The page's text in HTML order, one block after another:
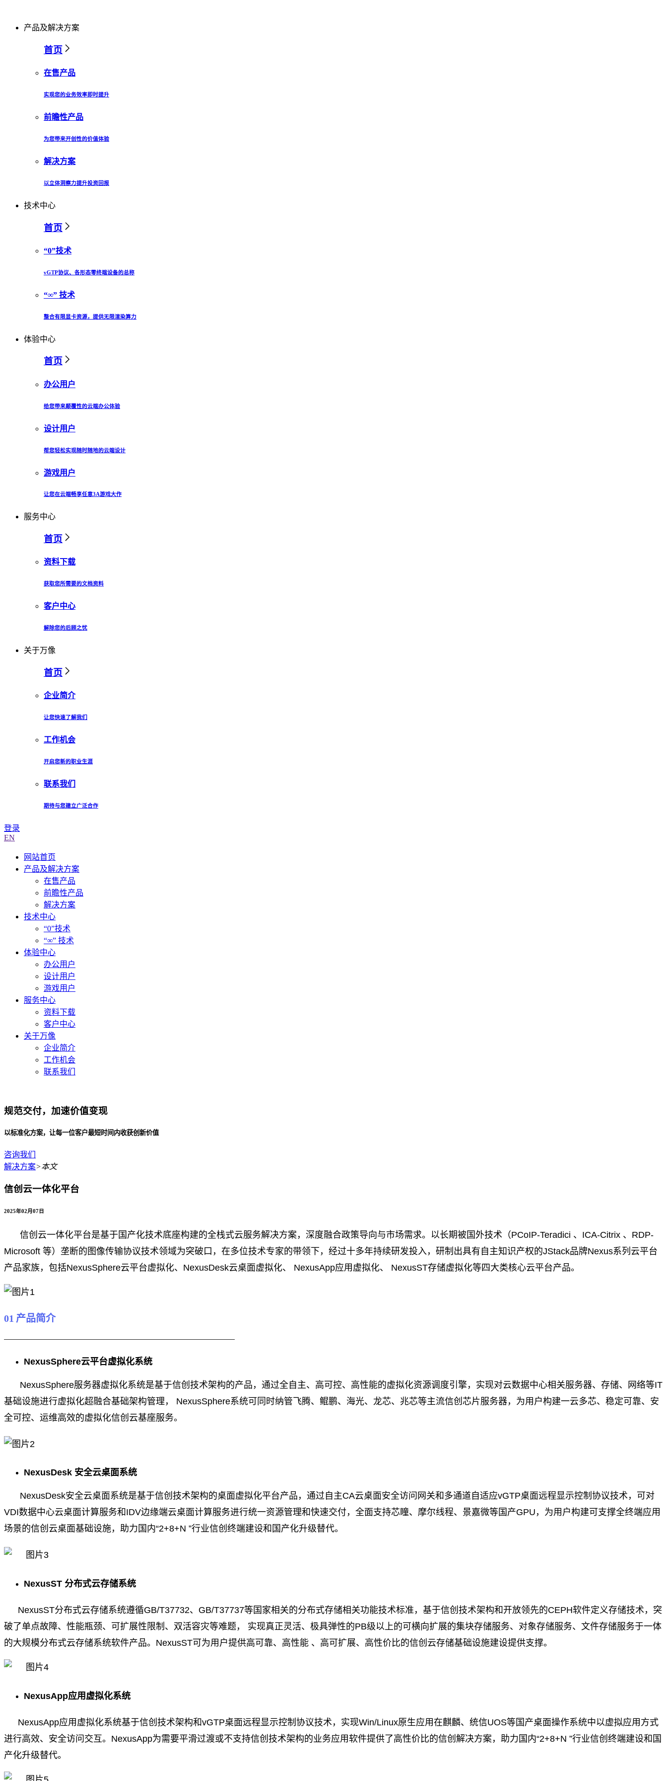
产品及解决方案
首页
在售产品
实现您的业务效率即时提升
前瞻性产品
为您带来开创性的价值体验
解决方案
以立体洞察力提升投资回报
技术中心
首页
“0”技术
vGTP协议、各形态零终端设备的总称
“∞” 技术
整合有限显卡资源，提供无限渲染算力
体验中心
首页
办公用户
给您带来颠覆性的云端办公体验
设计用户
帮您轻松实现随时随地的云端设计
游戏用户
让您在云端畅享任意3A游戏大作
服务中心
首页
资料下载
获取您所需要的文档资料
客户中心
解除您的后顾之忧
关于万像
首页
企业简介
让您快速了解我们
工作机会
开启您新的职业生涯
联系我们
期待与您建立广泛合作
登录
EN
网站首页
产品及解决方案
在售产品
前瞻性产品
解决方案
技术中心
“0”技术
“∞” 技术
体验中心
办公用户
设计用户
游戏用户
服务中心
资料下载
客户中心
关于万像
企业简介
工作机会
联系我们
规范交付，加速价值变现
以标准化方案，让每一位客户最短时间内收获创新价值
咨询我们
解决方案>本文
信创云一体化平台
2025年02月07日
信创云一体化平台是基于国产化技术底座构建的全栈式云服务解决方案，深度融合政策导向与市场需求。以长期被国外技术（PCoIP-Teradici 、ICA-Citrix 、RDP-
Microsoft 等）垄断的图像传输协议技术领域为突破口，在多位技术专家的带领下，经过十多年持续研发投入，研制出具有自主知识产权的JStack品牌Nexus系列云平台
产品家族，包括NexusSphere云平台虚拟化、NexusDesk云桌面虚拟化、 NexusApp应用虚拟化、 NexusST存储虚拟化等四大类核心云平台产品。
01 产品简介
NexusSphere云平台虚拟化系统
NexusSphere服务器虚拟化系统是基于信创技术架构的产品，通过全自主、高可控、高性能的虚拟化资源调度引擎，实现对云数据中心相关服务器、存储、网络等IT
基础设施进行虚拟化超融合基础架构管理， NexusSphere系统可同时纳管飞腾、鲲鹏、海光、龙芯、兆芯等主流信创芯片服务器，为用户构建一云多芯、稳定可靠、安
全可控、运维高效的虚拟化信创云基座服务。
NexusDesk 安全云桌面系统
NexusDesk安全云桌面系统是基于信创技术架构的桌面虚拟化平台产品，通过自主CA云桌面安全访问网关和多通道自适应vGTP桌面远程显示控制协议技术，可对
VDI数据中心云桌面计算服务和IDV边缘端云桌面计算服务进行统一资源管理和快速交付，全面支持芯瞳、摩尔线程、景嘉微等国产GPU，为用户构建可支撑全终端应用
场景的信创云桌面基础设施，助力国内“2+8+N ”行业信创终端建设和国产化升级替代。
NexusST 分布式云存储系统
NexusST分布式云存储系统遵循GB/T37732、GB/T37737等国家相关的分布式存储相关功能技术标准，基于信创技术架构和开放领先的CEPH软件定义存储技术，突
破了单点故障、性能瓶颈、可扩展性限制、双活容灾等难题， 实现真正灵活、极具弹性的PB级以上的可横向扩展的集块存储服务、对象存储服务、文件存储服务于一体
的大规模分布式云存储系统软件产品。NexusST可为用户提供高可靠、高性能 、高可扩展、高性价比的信创云存储基础设施建设提供支撑。
NexusApp应用虚拟化系统
NexusApp应用虚拟化系统基于信创技术架构和vGTP桌面远程显示控制协议技术，实现Win/Linux原生应用在麒麟、统信UOS等国产桌面操作系统中以虚拟应用方式
进行高效、安全访问交互。NexusApp为需要平滑过渡或不支持信创技术架构的业务应用软件提供了高性价比的信创解决方案，助力国内“2+8+N ”行业信创终端建设和国
产化升级替代。